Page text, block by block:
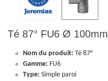
Té 87° FU6 Ø 100mm
Nom du produit: Té 87°
Gamme: FU6
Type: Simple paroi